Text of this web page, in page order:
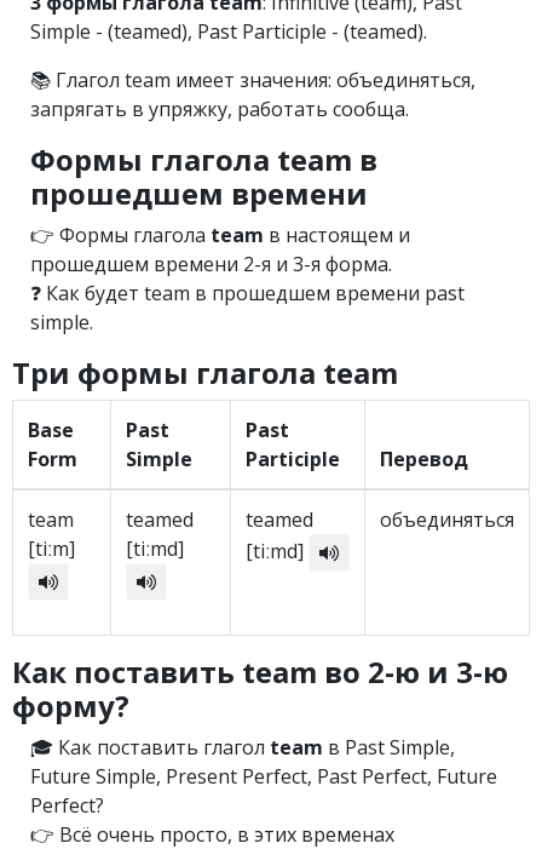
Simple - (teamed), Past Participle - (teamed).
📚 Глагол team имеет значения: объединяться,
запрягать в упряжку, работать сообща.
Формы глагола team в
прошедшем времени
👉 Формы глагола team в настоящем и
прошедшем времени 2-я и 3-я форма.
❓ Как будет team в прошедшем времени past
simple.
Три формы глагола team
Base
Form
Past
Simple
Past
Participle
Перевод
team
[tiːm]
teamed
[tiːmd]
teamed
[tiːmd]
объединяться
Как поставить team во 2-ю и 3-ю
форму?
🎓 Как поставить глагол team в Past Simple,
Future Simple, Present Perfect, Past Perfect, Future
Perfect?
👉 Всё очень просто, в этих временах